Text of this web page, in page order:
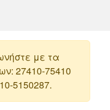
με τα
27410-75410
5150287.